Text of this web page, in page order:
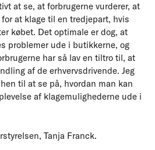
at se, at forbrugerne vurderer, at
at klage til en tredjepart, hvis
købet. Det optimale er dog, at
problemer ude i butikkerne, og
har så lav en tiltro til, at
af de erhvervsdrivende. Jeg
til at se på, hvordan man kan
af klagemulighederne ude i
Tanja Franck.